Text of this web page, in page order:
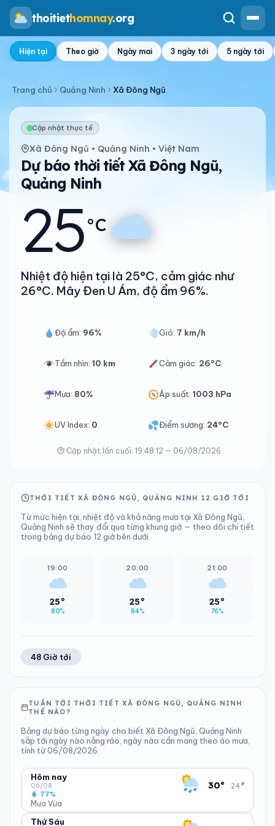
thoitiethomnay.org
Hiện tại Theo giờ Ngày mai 3 ngày tới 5 ngày tới
Trang chủ Quảng Ninh Xã Đông Ngũ
Cập nhật thực tế
Xã Đông Ngũ • Quảng Ninh • Việt Nam
Dự báo thời tiết Xã Đông Ngũ,
Quảng Ninh
25°C
Nhiệt độ hiện tại là 25°C, cảm giác như
26°C. Mây Đen U Ám, độ ẩm 96%.
Độ ẩm: 96% Gió: 7 km/h
Tầm nhìn: 10 km Cảm giác: 26°C
Mưa: 80% Áp suất:1003 hPa
UV Index: 0 Điểm sương: 24°C
Cập nhật lần cuối: 19:48:12 — 06/08/2026
THỜI TIẾT XÃ ĐÔNG NGŨ, QUẢNG NINH 12 GIỜ TỚI
Từ mức hiện tại, nhiệt độ và khả năng mưa tại Xã Đông Ngũ,
Quảng Ninh sẽ thay đổi qua từng khung giờ — theo dõi chi tiết
trong bảng dự báo 12 giờ bên dưới.
19:00
25°
80%
20:00
25°
84%
21:00
25°
76%
48 Giờ tới
TUẦN TỚI THỜI TIẾT XÃ ĐÔNG NGŨ, QUẢNG NINH
THẾ NÀO?
Bảng dự báo từng ngày cho biết Xã Đông Ngũ, Quảng Ninh
sắp tới ngày nào nắng ráo, ngày nào cần mang theo áo mưa,
tính từ 06/08/2026.
Hôm nay
06/08
Mưa Vừa
77%
30° 24°
▾
ĐỘ ẨM
Thứ Sáu